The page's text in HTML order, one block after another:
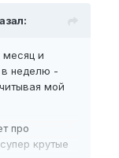
месяц и
в неделю -
мой
про
крутые